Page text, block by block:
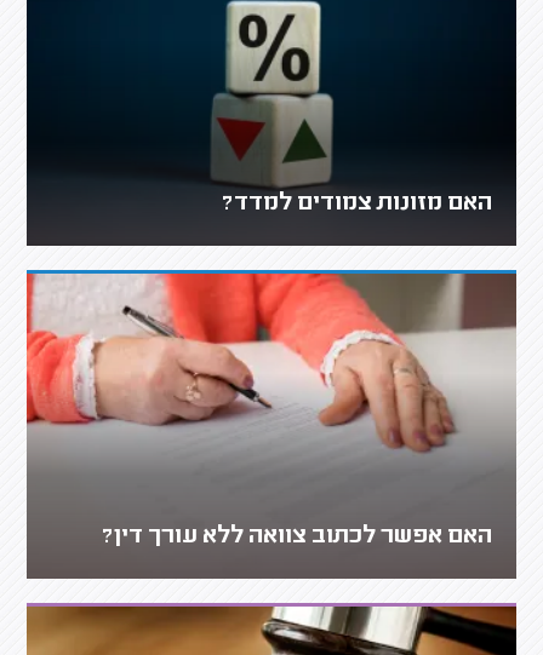
האם מזונות צמודים למדד?
האם אפשר לכתוב צוואה ללא עורך דין?